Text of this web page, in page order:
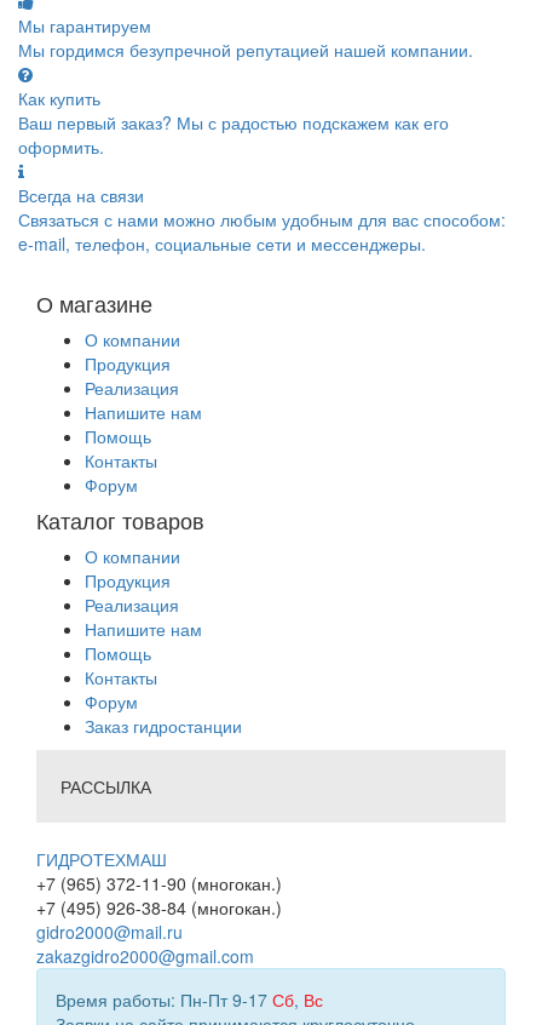
Мы гарантируем
Мы гордимся безупречной репутацией нашей компании.
Как купить
Ваш первый заказ? Мы с радостью подскажем как его
оформить.
Всегда на связи
Связаться с нами можно любым удобным для вас способом:
e-mail, телефон, социальные сети и мессенджеры.
О магазине
О компании
Продукция
Реализация
Напишите нам
Помощь
Контакты
Форум
Каталог товаров
О компании
Продукция
Реализация
Напишите нам
Помощь
Контакты
Форум
Заказ гидростанции
РАССЫЛКА
ГИДРОТЕХМАШ
+7 (965) 372-11-90 (многокан.)
+7 (495) 926-38-84 (многокан.)
gidro2000@mail.ru
zakazgidro2000@gmail.com
Время работы: Пн-Пт 9-17 Сб, Вс